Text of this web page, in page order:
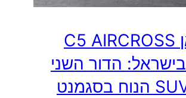
סיטרואן C5 AIRCROSS
הדור השני
של ה-SUV הנוח בסגמנט